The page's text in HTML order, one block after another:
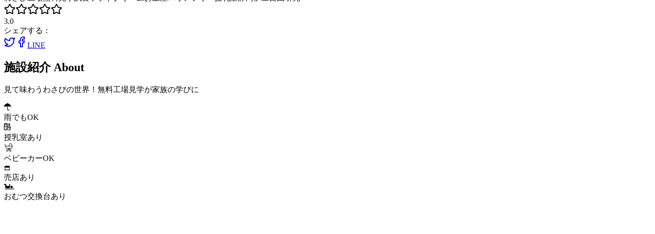
3.0
シェアする：
LINE
施設紹介 About
見て味わうわさびの世界！無料工場見学が家族の学びに
雨でもOK
授乳室あり
ベビーカーOK
売店あり
おむつ交換台あり